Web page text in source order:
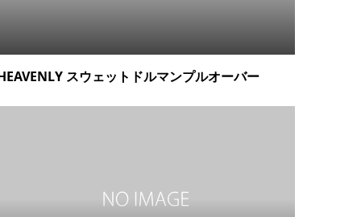
スウェットドルマンプルオーバー